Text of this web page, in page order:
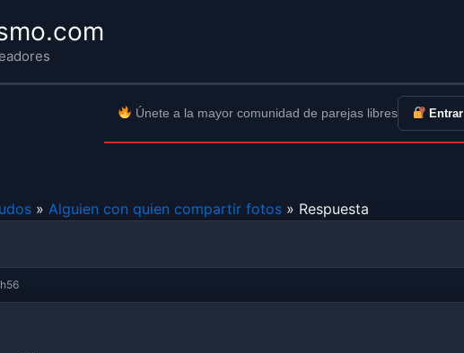
Únete a la mayor comunidad de parejas libres Entrar
»Alguien con quien compartir fotos » Respuesta